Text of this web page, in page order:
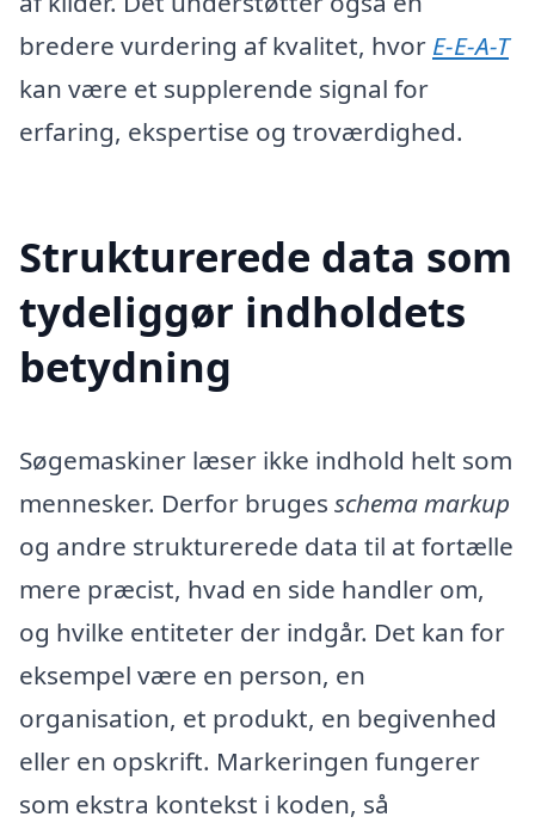
bredere vurdering af kvalitet, hvor E-E-A-T
kan være et supplerende signal for
erfaring, ekspertise og troværdighed.
Strukturerede data som
tydeliggør indholdets
betydning
Søgemaskiner læser ikke indhold helt som
mennesker. Derfor bruges schema markup
og andre strukturerede data til at fortælle
mere præcist, hvad en side handler om,
og hvilke entiteter der indgår. Det kan for
eksempel være en person, en
organisation, et produkt, en begivenhed
eller en opskrift. Markeringen fungerer
som ekstra kontekst i koden, så